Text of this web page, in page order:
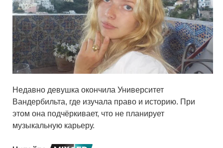
Недавно девушка окончила Университет
Вандербильта, где изучала право и историю. При
этом она подчёркивает, что не планирует
музыкальную карьеру.